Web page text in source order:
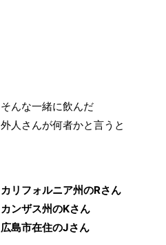
そんな一緒に飲んだ
外人さんが何者かと言うと
カリフォルニア州のRさん
カンザス州のKさん
広島市在住のJさん